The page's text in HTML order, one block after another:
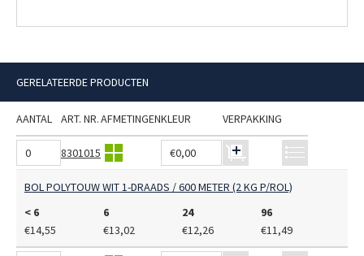
GERELATEERDE PRODUCTEN
AANTAL ART. NR.AFMETINGENKLEUR VERPAKKING
8301015 €0,00
BOL POLYTOUW WIT 1-DRAADS / 600 METER (2 KG P/ROL)
< 6
6 24
96
€14,55
€13,02 €12,26 €11,49